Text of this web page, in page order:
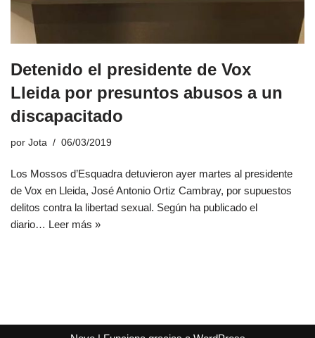
Detenido el presidente de Vox
Lleida por presuntos abusos a un
discapacitado
por Jota 06/03/2019
Los Mossos d’Esquadra detuvieron ayer martes al presidente
de Vox en Lleida, José Antonio Ortiz Cambray, por supuestos
delitos contra la libertad sexual. Según ha publicado el
diario… Leer más »